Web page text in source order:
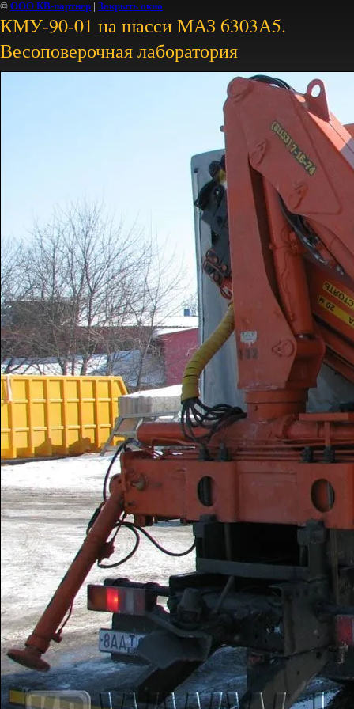
© ООО КВ-партнер | Закрыть окно
КМУ-90-01 на шасси МАЗ 6303А5.
Весоповерочная лаборатория